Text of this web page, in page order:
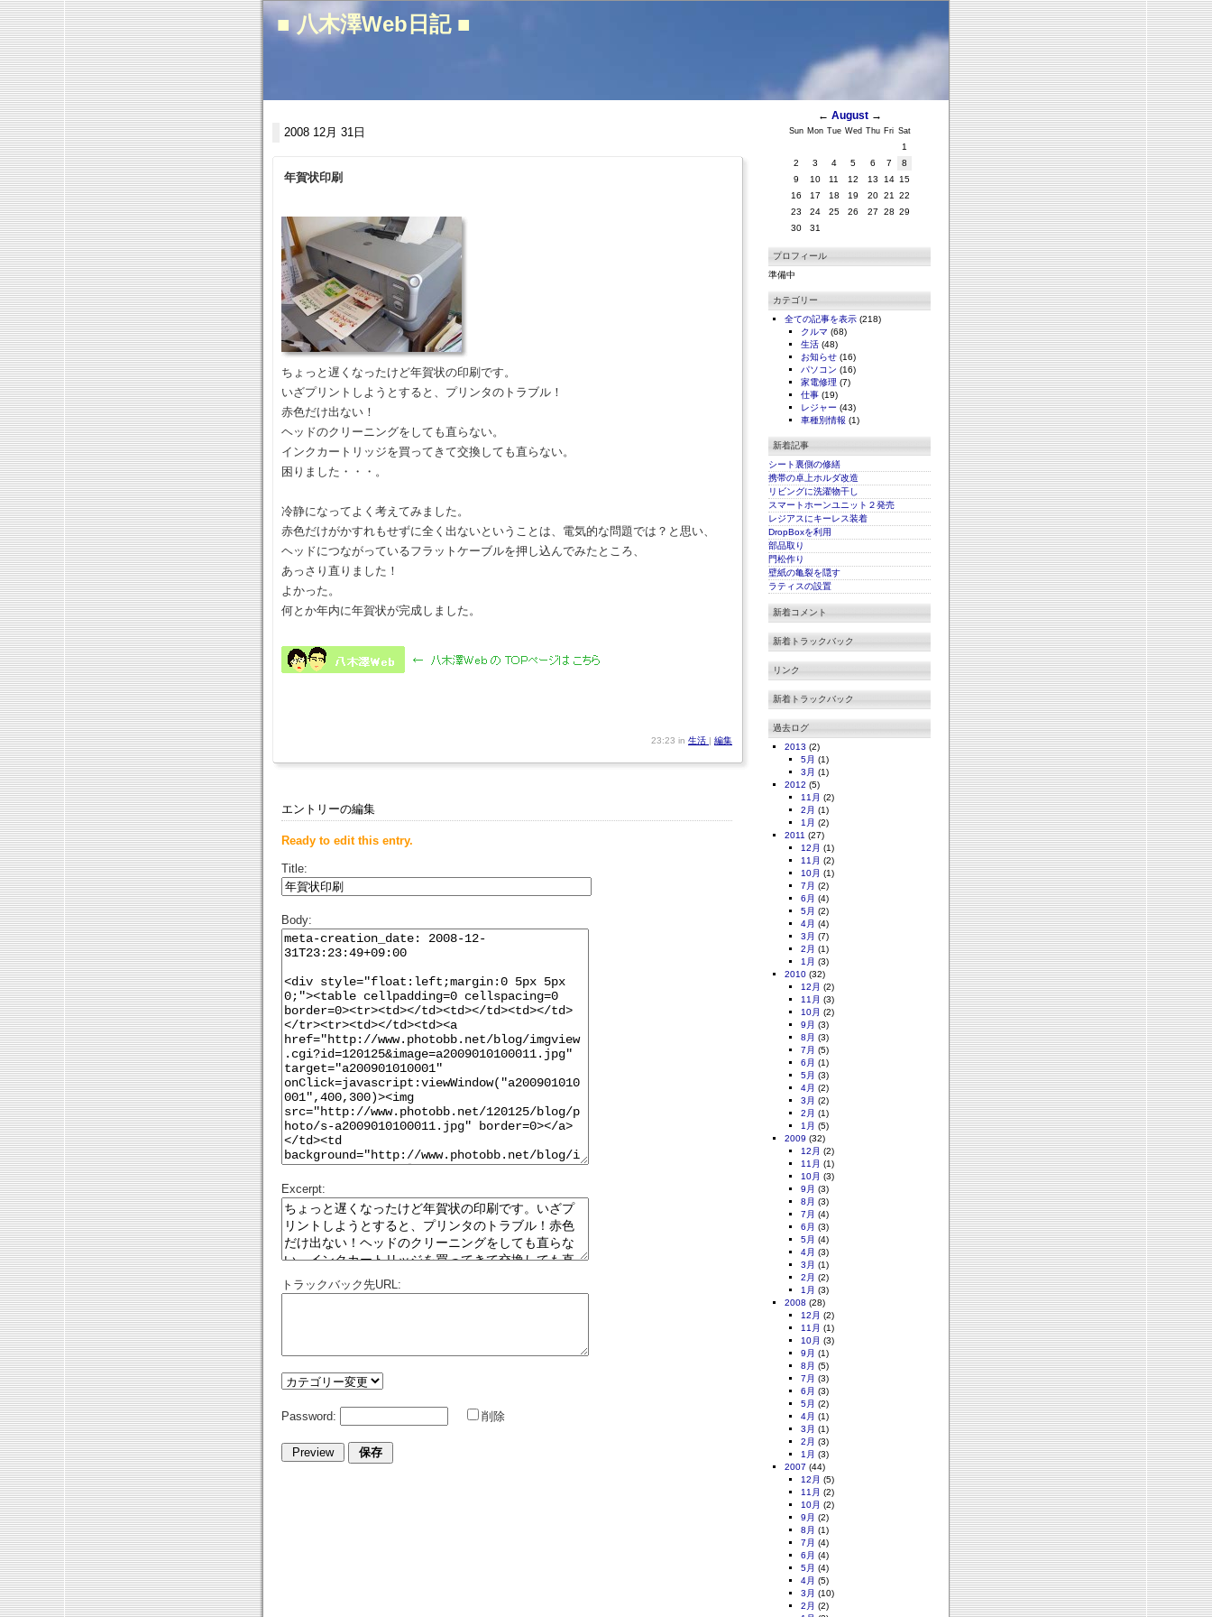
■ 八木澤Web日記 ■
2008 12月 31日
年賀状印刷
ちょっと遅くなったけど年賀状の印刷です。
いざプリントしようとすると、プリンタのトラブル！
赤色だけ出ない！
ヘッドのクリーニングをしても直らない。
インクカートリッジを買ってきて交換しても直らない。
困りました・・・。
冷静になってよく考えてみました。
赤色だけがかすれもせずに全く出ないということは、電気的な問題では？と思い、
ヘッドにつながっているフラットケーブルを押し込んでみたところ、
あっさり直りました！
よかった。
何とか年内に年賀状が完成しました。
23:23 in 生活 | 編集
エントリーの編集
Ready to edit this entry.
Title:
Body:
Excerpt:
トラックバック先URL:
Password: 削除
← August→
Sun Mon Tue Wed Thu Fri Sat
1
2
3 4 5 6 7
8
9
10 11 12 13 14 15
16
17 18 19 20 21
22
23
24 25 26 27 28 29
30
31
プロフィール
準備中
カテゴリー
全ての記事を表示 (218)
クルマ (68)
生活 (48)
お知らせ (16)
パソコン (16)
家電修理 (7)
仕事 (19)
レジャー (43)
車種別情報 (1)
新着記事
シート裏側の修繕
携帯の卓上ホルダ改造
リビングに洗濯物干し
スマートホーンユニット２発売
レジアスにキーレス装着
DropBoxを利用
部品取り
門松作り
壁紙の亀裂を隠す
ラティスの設置
新着コメント
新着トラックバック
リンク
新着トラックバック
過去ログ
2013 (2)
5月 (1)
3月 (1)
2012 (5)
11月 (2)
2月 (1)
1月 (2)
2011 (27)
12月 (1)
11月 (2)
10月 (1)
7月 (2)
6月 (4)
5月 (2)
4月 (4)
3月 (7)
2月 (1)
1月 (3)
2010 (32)
12月 (2)
11月 (3)
10月 (2)
9月 (3)
8月 (3)
7月 (5)
6月 (1)
5月 (3)
4月 (2)
3月 (2)
2月 (1)
1月 (5)
2009 (32)
12月 (2)
11月 (1)
10月 (3)
9月 (3)
8月 (3)
7月 (4)
6月 (3)
5月 (4)
4月 (3)
3月 (1)
2月 (2)
1月 (3)
2008 (28)
12月 (2)
11月 (1)
10月 (3)
9月 (1)
8月 (5)
7月 (3)
6月 (3)
5月 (2)
4月 (1)
3月 (1)
2月 (3)
1月 (3)
2007 (44)
12月 (5)
11月 (2)
10月 (2)
9月 (2)
8月 (1)
7月 (4)
6月 (4)
5月 (4)
4月 (5)
3月 (10)
2月 (2)